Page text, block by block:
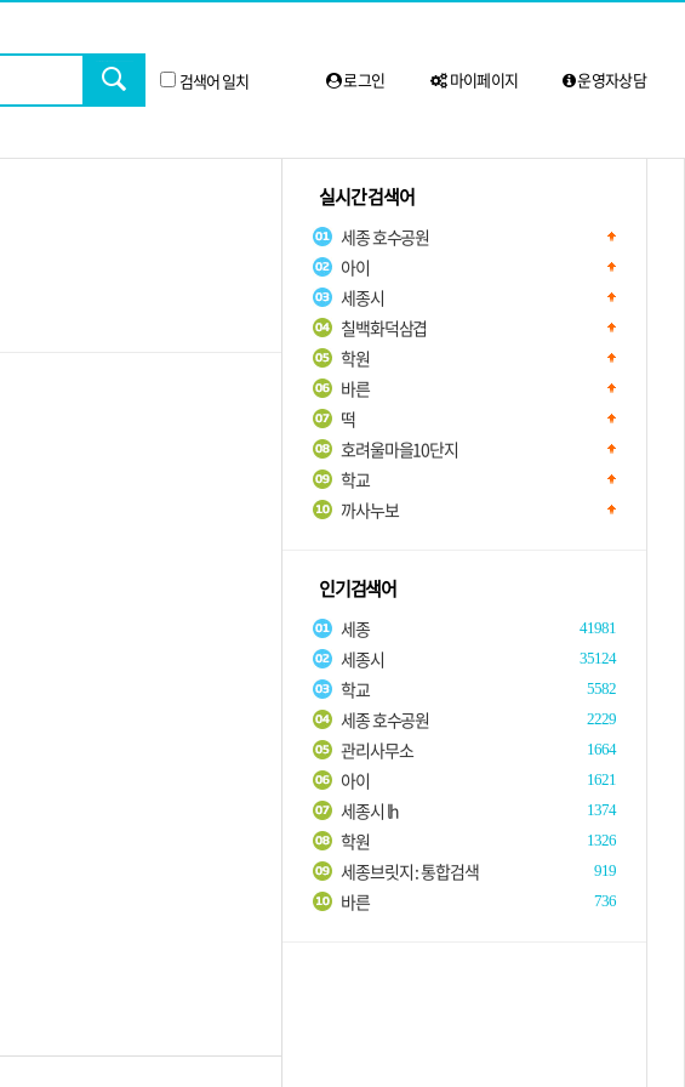
검색어 일치 로그인 마이페이지 운영자상담
실시간 검색어
세종 호수공원
아이
세종시
칠백화덕삼겹
학원
바른
떡
호려울마을10단지
학교
까사누보
인기검색어
세종 41981
세종시 35124
학교 5582
세종 호수공원 2229
관리사무소 1664
아이 1621
세종시 lh 1374
학원 1326
세종브릿지 : 통합검색 919
바른 736